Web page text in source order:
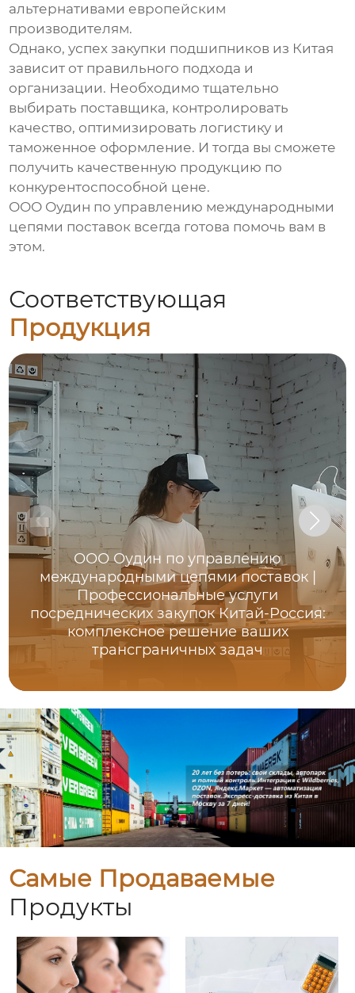
альтернативами европейским
производителям.
Однако, успех закупки подшипников из Китая
зависит от правильного подхода и
организации. Необходимо тщательно
выбирать поставщика, контролировать
качество, оптимизировать логистику и
таможенное оформление. И тогда вы сможете
получить качественную продукцию по
конкурентоспособной цене.
ООО Оудин по управлению международными
цепями поставок всегда готова помочь вам в
этом.
Соответствующая
Продукция
ООО Оудин по управлению
международными цепями поставок |
Профессиональные услуги
посреднических закупок Китай-Россия:
комплексное решение ваших
трансграничных задач
Самые Продаваемые
Продукты